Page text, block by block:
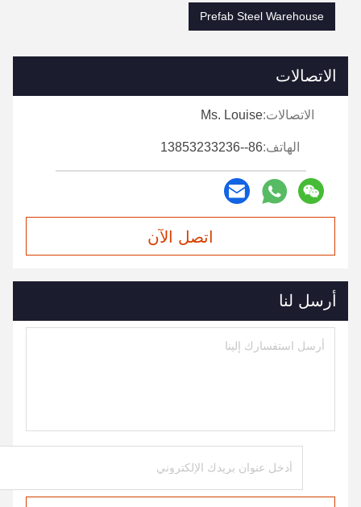
Prefab Steel Warehouse
الاتصالات
الاتصالات:Ms. Louise
الهاتف:86--13853233236
اتصل الآن
أرسل لنا